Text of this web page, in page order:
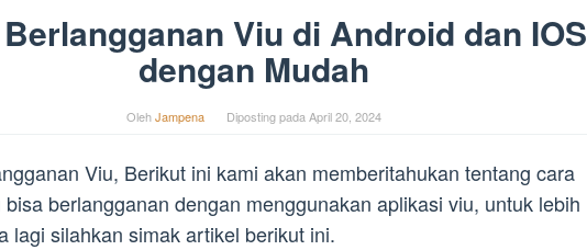
Viu di Android dan IOS
dengan Mudah
OlehJampena Diposting padaApril 20, 2024
Viu, Berikut ini kami akan memberitahukan tentang cara
berlangganan dengan menggunakan aplikasi viu, untuk lebih
lagi silahkan simak artikel berikut ini.